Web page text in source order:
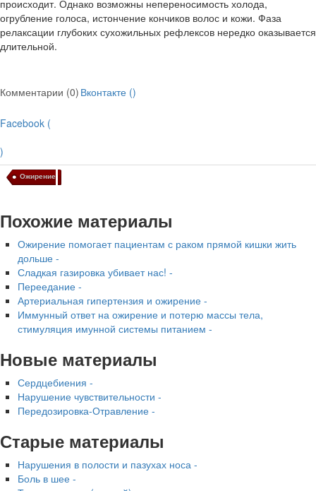
происходит. Однако возможны непереносимость холода,
огрубление голоса, истончение кончиков волос и кожи. Фаза
релаксации глубоких сухожильных рефлексов нередко оказывается
дли­тельной.
Комментарии (0) Вконтакте ()
Facebook (
)
Ожирение
Похожие материалы
Ожирение помогает пациентам с раком прямой кишки жить
дольше -
Сладкая газировка убивает нас! -
Переедание -
Артериальная гипертензия и ожирение -
Иммунный ответ на ожирение и потерю массы тела,
стимуляция имунной системы питанием -
Новые материалы
Сердцебиения -
Нарушение чувствительности -
Передозировка-Отравление -
Старые материалы
Нарушения в полости и пазухах носа -
Боль в шее -